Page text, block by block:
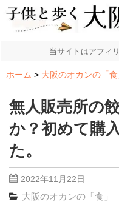
当サイトはアフィ
ホーム 大阪のオカンの「食
無人販売所の
か？初めて購
た。
2022年11月22日
大阪のオカンの「食」